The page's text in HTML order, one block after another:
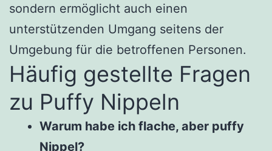
sondern ermöglicht auch einen
unterstützenden Umgang seitens der
Umgebung für die betroffenen Personen.
Häufig gestellte Fragen
zu Puffy Nippeln
Warum habe ich flache, aber puffy
Nippel?